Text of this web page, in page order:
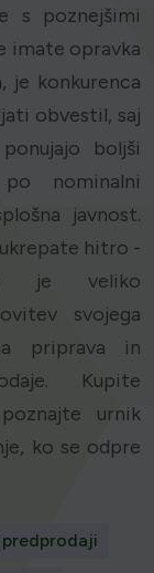
s poznejšimi
imate opravka
je konkurenca
obvestil, saj
boljši
nominalni
javnost.
hitro -
je veliko
svojega
priprava in
Kupite
urnik
ko se odpre